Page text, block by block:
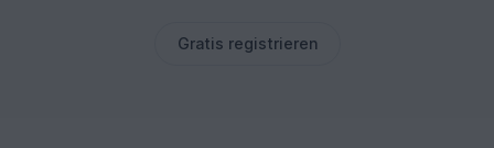
Gratis registrieren